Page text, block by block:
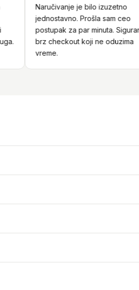
Naručivanje je bilo izuzetno
jednostavno. Prošla sam ceo
postupak za par minuta. Siguran i
brz checkout koji ne oduzima
vreme.